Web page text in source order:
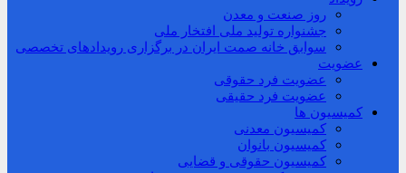
روز صنعت و معدن
جشنواره تولید ملی افتخار ملی
سوابق خانه صمت ایران در برگزاری رویدادهای تخصصی
عضویت
عضویت فرد حقوقی
عضویت فرد حقیقی
کمیسیون ها
کمیسیون معدنی
کمیسیون بانوان
کمیسیون حقوقی و قضایی